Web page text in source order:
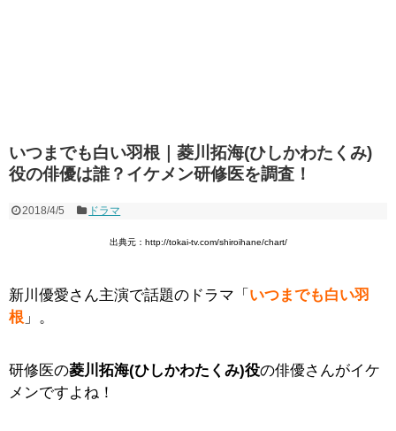
いつまでも白い羽根｜菱川拓海(ひしかわたくみ)
役の俳優は誰？イケメン研修医を調査！
2018/4/5 ドラマ
出典元：http://tokai-tv.com/shiroihane/chart/
新川優愛さん主演で話題のドラマ「 いつまでも白い羽
根 」。
研修医の菱川拓海(ひしかわたくみ)役の俳優さんがイケ
メンですよね！